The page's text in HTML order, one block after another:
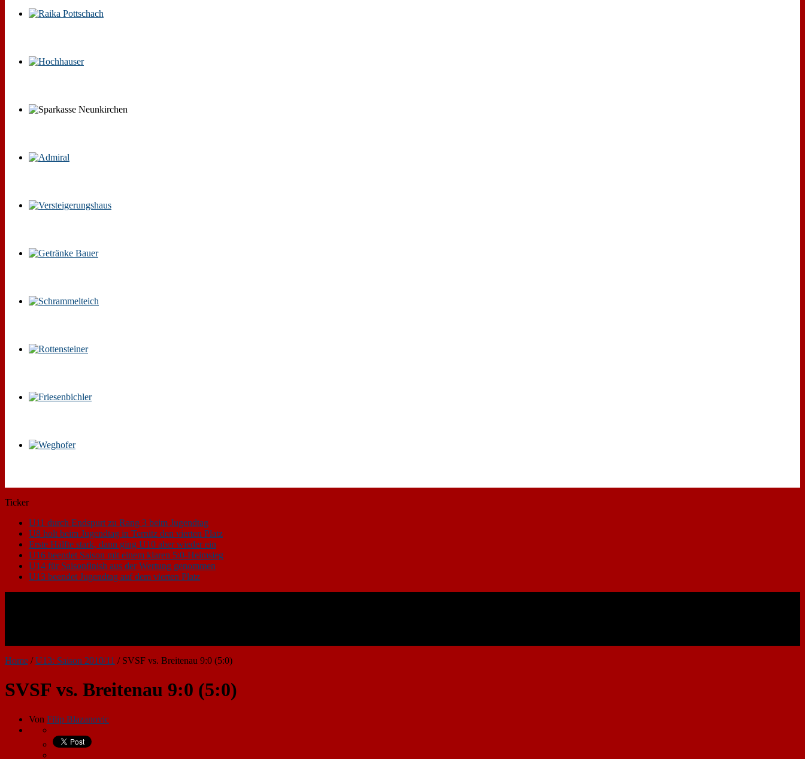
Ticker
U11 durch Endspurt zu Rang 3 beim Jugendtag
U8 holt beim Jugendtag in Ternitz den vierten Platz
Erste Hälfte stark, dann ging U10 aber wieder ein
U16 beendet Saison mit einem klaren 5:0-Heimsieg
U14 für Saisonfinish aus der Wertung genommen
U13 beendet Jugendtag auf dem vierten Platz
Home /U13: Saison 2010/11 / SVSF vs. Breitenau 9:0 (5:0)
SVSF vs. Breitenau 9:0 (5:0)
Von Filip Blazanovic